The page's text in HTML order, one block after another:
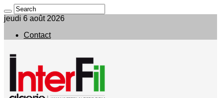
jeudi 6 août 2026
Contact